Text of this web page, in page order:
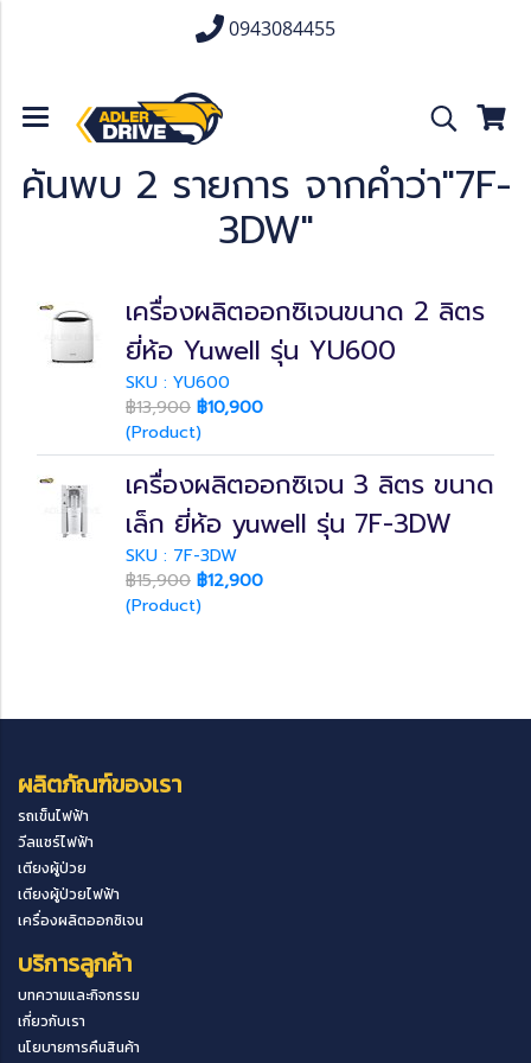
0943084455
ค้นพบ 2 รายการ จากคำว่า"7F-
3DW"
เครื่องผลิตออกซิเจนขนาด 2 ลิตร
ยี่ห้อ Yuwell รุ่น YU600
SKU : YU600
฿13,900 ฿10,900
(Product)
เครื่องผลิตออกซิเจน 3 ลิตร ขนาด
เล็ก ยี่ห้อ yuwell รุ่น 7F-3DW
SKU : 7F-3DW
฿15,900 ฿12,900
(Product)
ผลิตภัณฑ์ของเรา
รถเข็นไฟฟ้า
วีลแชร์ไฟฟ้า
เตียงผู้ป่วย
เตียงผู้ป่วยไฟฟ้า
เครื่องผลิตออกซิเจน
บริการลูกค้า
บทความและกิจกรรม
เกี่ยวกับเรา
นโยบายการคืนสินค้า